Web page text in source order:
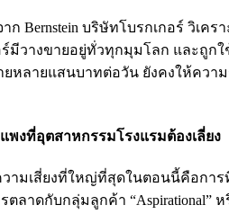
จาก Bernstein บริษัทโบรกเกอร์ วิ
ร์มีวางขายอยู่ทั่วทุกมุมโลก และถูก
หลายแสนบาทต่อวัน ยังคงให้ควา
พงที่อุตสาหกรรมโรงแรมต้องเลี่ยง
วามเสี่ยงที่ใหญ่ที่สุดในตอนนี้คือกา
ตลาดกับกลุ่มลูกค้า “Aspirational”